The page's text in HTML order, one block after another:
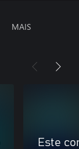
MAIS
Este